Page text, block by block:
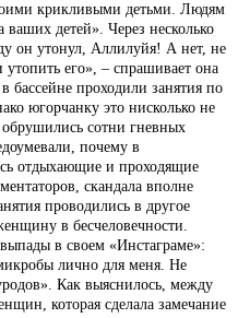
крикливыми детьми. Людям
детей». Через несколько
он утонул, Аллилуйя! А нет, не
утопить его», – спрашивает она
бассейне проходили занятия по
югорчанку это нисколько не
сотни гневных
почему в
отдыхающие и проходящие
скандала вполне
проводились в другое
в бесчеловечности.
в своем «Инстаграме»:
лично для меня. Не
Как выяснилось, между
которая сделала замечание